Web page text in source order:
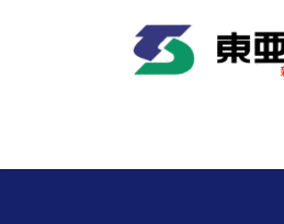
ス
ン